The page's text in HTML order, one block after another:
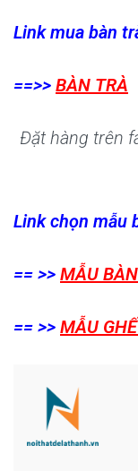
Link mua bàn
==>> BÀN TRÀ
Đặt hàng trên
Link chọn mẫu
== >> MẪU
== >> MẪU